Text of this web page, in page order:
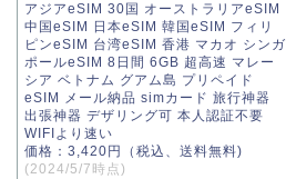
アジアeSIM 30国 オーストラリアeSIM
中国eSIM 日本eSIM 韓国eSIM フィリ
ピンeSIM 台湾eSIM 香港 マカオ シンガ
ポールeSIM 8日間 6GB 超高速 マレー
シア ベトナム グアム島 プリペイド
eSIM メール納品 simカード 旅行神器
出張神器 デザリング可 本人認証不要
WIFIより速い
価格：3,420円（税込、送料無料)
(2024/5/7時点)